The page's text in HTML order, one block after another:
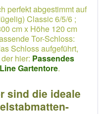
perfekt abgestimmt auf
Classic 6/5/6 ;
cm x Höhe 120 cm
Tor-Schloss:
Schloss aufgeführt,
hier: Passendes
Gartentore.
sind die ideale